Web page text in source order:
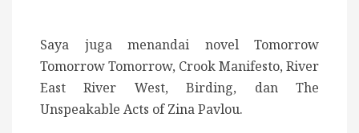
Saya juga menandai novel Tomorrow
Tomorrow Tomorrow, Crook Manifesto, River
East River West, Birding, dan The
Unspeakable Acts of Zina Pavlou.